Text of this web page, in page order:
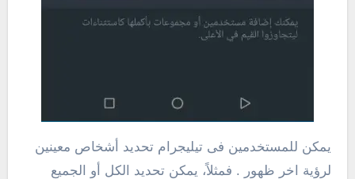
يمكن للمستخدمين فى تيليجرام تحديد أشخاص معينين
لرؤية اخر ظهور . فمثلاً، يمكن تحديد الكل أو الجميع